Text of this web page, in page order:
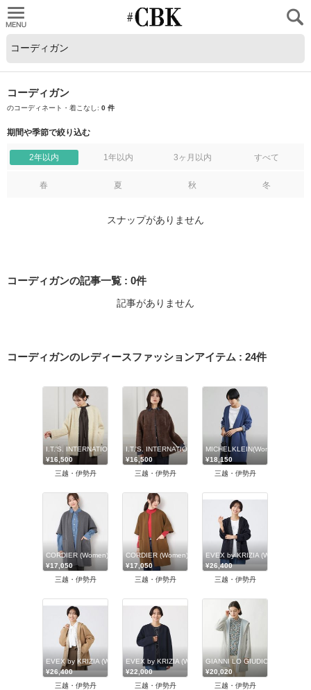
コーディガン
のコーディネート・着こなし: 0 件
期間や季節で絞り込む
2年以内 1年以内 3ヶ月以内 すべて
春 夏 秋 冬
スナップがありません
コーディガンの記事一覧 : 0件
記事がありません
コーディガンのレディースファッションアイテム : 24件
I.T.'S. INTERNATIONAL (Women)/イッツインターナショナル
¥16,500
三越・伊勢丹
I.T.'S. INTERNATIONAL (Women)/イッツインターナショ
¥16,500
三越・伊勢丹
MICHELKLEIN(Women/小さい
¥18,150
三越・伊勢丹
CORDIER (Women)/コルディア
¥17,050
三越・伊勢丹
CORDIER (Women)/コルディア
¥17,050
三越・伊勢丹
EVEX by KRIZIA (Women)/エヴ
¥26,400
三越・伊勢丹
EVEX by KRIZIA (Women)/エヴェックス バイ クリツィア
¥26,400
三越・伊勢丹
EVEX by KRIZIA (Women)/エヴェックス バイ クリツィア
¥22,000
三越・伊勢丹
GIANNI LO GIUDICE(Women/小
¥20,020
三越・伊勢丹